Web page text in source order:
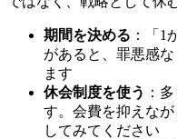
期間を決める ：「1
があると、罪悪感
ます
休会制度を使う ：
す。会費を抑えな
してみてください